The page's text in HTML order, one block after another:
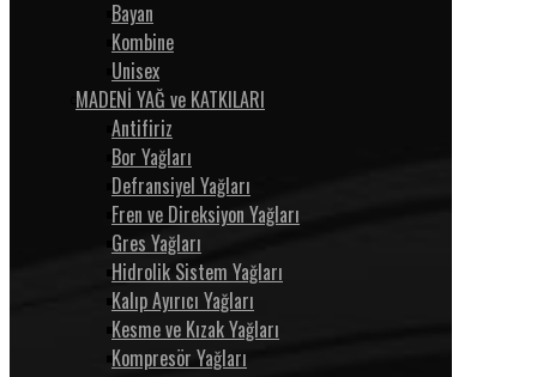
Bayan
Kombine
Unisex
MADENİ YAĞ ve KATKILARI
Antifiriz
Bor Yağları
Defransiyel Yağları
Fren ve Direksiyon Yağları
Gres Yağları
Hidrolik Sistem Yağları
Kalıp Ayırıcı Yağları
Kesme ve Kızak Yağları
Kompresör Yağları